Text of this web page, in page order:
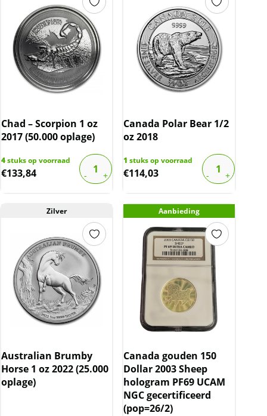
Chad – Scorpion 1 oz
2017 (50.000 oplage)
4stuks op voorraad
€133,84
Canada Polar Bear 1/2
oz 2018
1 stuks op voorraad
€114,03
Zilver
Australian Brumby
Horse 1 oz 2022 (25.000
oplage)
Aanbieding
Canada gouden 150
Dollar 2003 Sheep
hologram PF69 UCAM
NGC gecertificeerd
(pop=26/2)